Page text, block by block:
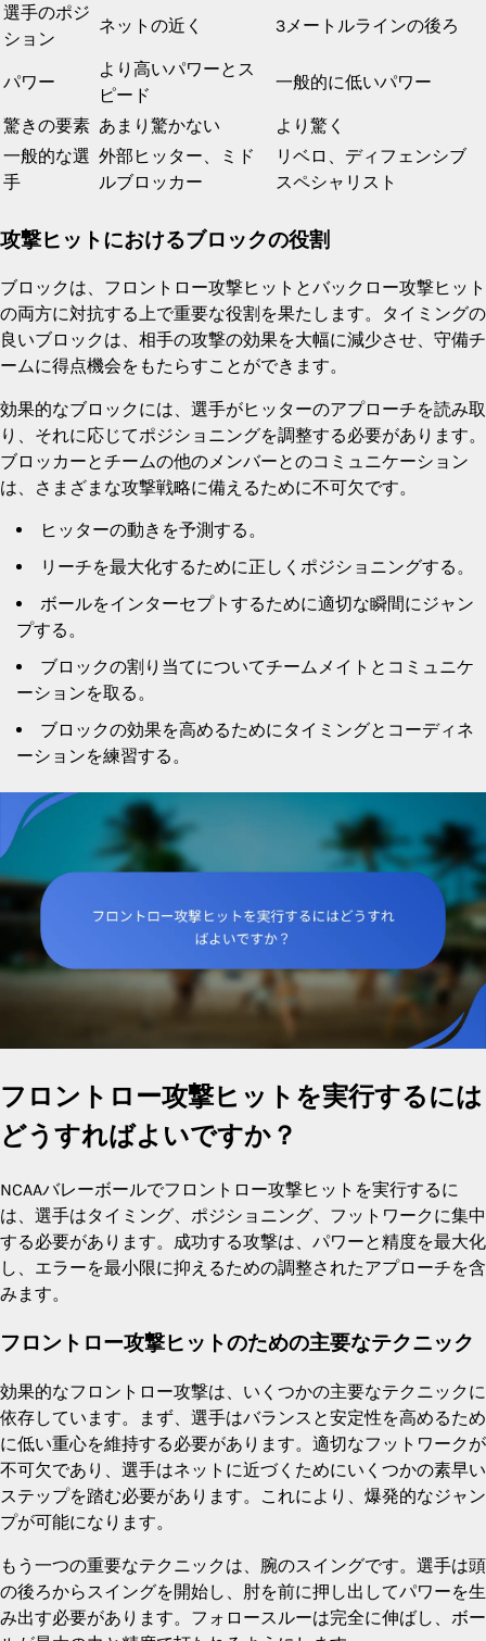
選手のポジ
ション
ネットの近く 3メートルラインの後ろ
パワー
より高いパワーとス
ピード
一般的に低いパワー
驚きの要素 あまり驚かない
より驚く
一般的な選
手
外部ヒッター、ミド
ルブロッカー
リベロ、ディフェンシブ
スペシャリスト
攻撃ヒットにおけるブロックの役割
ブロックは、フロントロー攻撃ヒットとバックロー攻撃ヒット
の両方に対抗する上で重要な役割を果たします。タイミングの
良いブロックは、相手の攻撃の効果を大幅に減少させ、守備チ
ームに得点機会をもたらすことができます。
効果的なブロックには、選手がヒッターのアプローチを読み取
り、それに応じてポジショニングを調整する必要があります。
ブロッカーとチームの他のメンバーとのコミュニケーション
は、さまざまな攻撃戦略に備えるために不可欠です。
ヒッターの動きを予測する。
リーチを最大化するために正しくポジショニングする。
ボールをインターセプトするために適切な瞬間にジャン
プする。
ブロックの割り当てについてチームメイトとコミュニケ
ーションを取る。
ブロックの効果を高めるためにタイミングとコーディネ
ーションを練習する。
フロントロー攻撃ヒットを実行するには
どうすればよいですか？
NCAAバレーボールでフロントロー攻撃ヒットを実行するに
は、選手はタイミング、ポジショニング、フットワークに集中
する必要があります。成功する攻撃は、パワーと精度を最大化
し、エラーを最小限に抑えるための調整されたアプローチを含
みます。
フロントロー攻撃ヒットのための主要なテクニック
効果的なフロントロー攻撃は、いくつかの主要なテクニックに
依存しています。まず、選手はバランスと安定性を高めるため
に低い重心を維持する必要があります。適切なフットワークが
不可欠であり、選手はネットに近づくためにいくつかの素早い
ステップを踏む必要があります。これにより、爆発的なジャン
プが可能になります。
もう一つの重要なテクニックは、腕のスイングです。選手は頭
の後ろからスイングを開始し、肘を前に押し出してパワーを生
み出す必要があります。フォロースルーは完全に伸ばし、ボー